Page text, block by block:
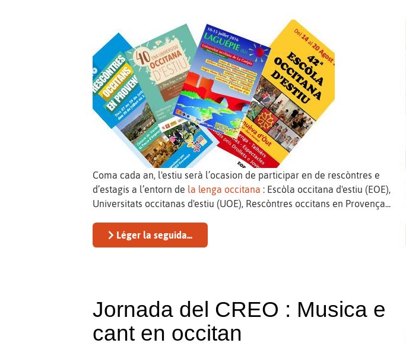
Coma cada an, l'estiu serà l’ocasion de participar en de rescòntres e
d’estagis a l’entorn de la lenga occitana : Escòla occitana d'estiu (EOE),
Universitats occitanas d'estiu (UOE), Rescòntres occitans en Provença...
Léger la seguida...
Jornada del CREO : Musica e
cant en occitan